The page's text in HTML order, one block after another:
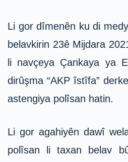
Li gor dîmenên ku di
belavkirin 23ê Mijdara
li navçeya Çankaya ya
dirûşma “AKP îstîfa”
astengiya polîsan hatin.
Li gor agahiyên dawî
polîsan li taxan belav